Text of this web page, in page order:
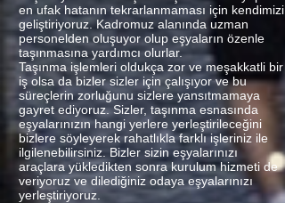
en ufak hatanın tekrarlanmaması için kendimizi
geliştiriyoruz. Kadromuz alanında uzman
personelden oluşuyor olup eşyaların özenle
taşınmasına yardımcı olurlar.
Taşınma işlemleri oldukça zor ve meşakkatli bir
iş olsa da bizler sizler için çalışıyor ve bu
süreçlerin zorluğunu sizlere yansıtmamaya
gayret ediyoruz. Sizler, taşınma esnasında
eşyalarınızın hangi yerlere yerleştirileceğini
bizlere söyleyerek rahatlıkla farklı işleriniz ile
ilgilenebilirsiniz. Bizler sizin eşyalarınızı
araçlara yükledikten sonra kurulum hizmeti de
veriyoruz ve dilediğiniz odaya eşyalarınızı
yerleştiriyoruz.